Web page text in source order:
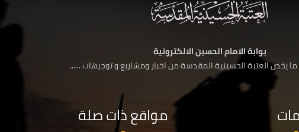
بوابة الامام الحسين الالكترونية
يخص العتبة الحسينية المقدسة من اخبار ومشاريع و توجيهات ......
مواقع ذات صلة